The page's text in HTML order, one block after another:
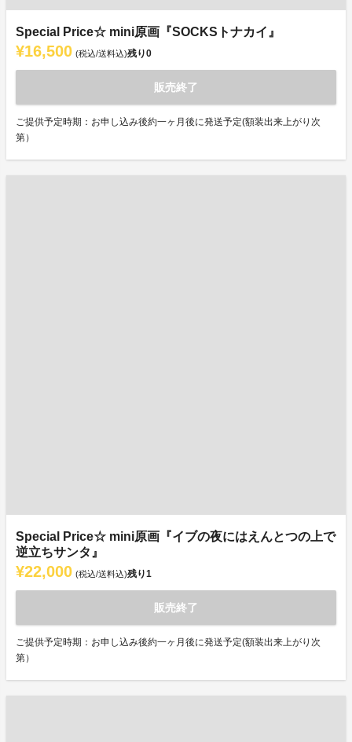
Special Price☆ mini原画『SOCKSトナカイ』
¥16,500 (税込/送料込)残り0
販売終了
ご提供予定時期：お申し込み後約一ヶ月後に発送予定(額装出来上がり次
第）
Special Price☆ mini原画『イブの夜にはえんとつの上で
逆立ちサンタ』
¥22,000 (税込/送料込)残り1
販売終了
ご提供予定時期：お申し込み後約一ヶ月後に発送予定(額装出来上がり次
第）